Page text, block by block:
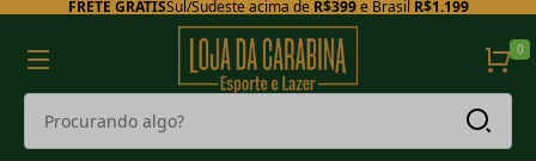
FRETE GRÁTISSul/Sudeste acima de R$399e Brasil R$1.199
0